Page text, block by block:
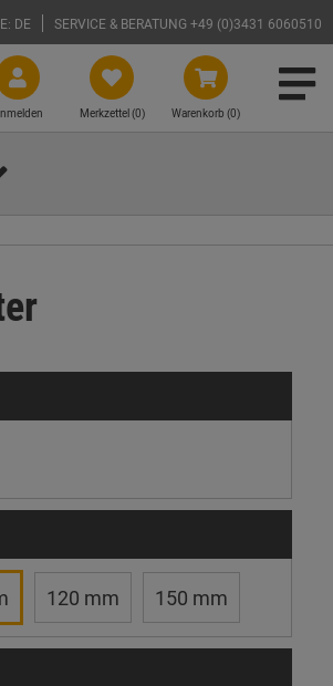
DE SERVICE & BERATUNG +49 (0)3431 6060510
Warenkorb (0)
Merkzettel (0)
120 mm 150 mm